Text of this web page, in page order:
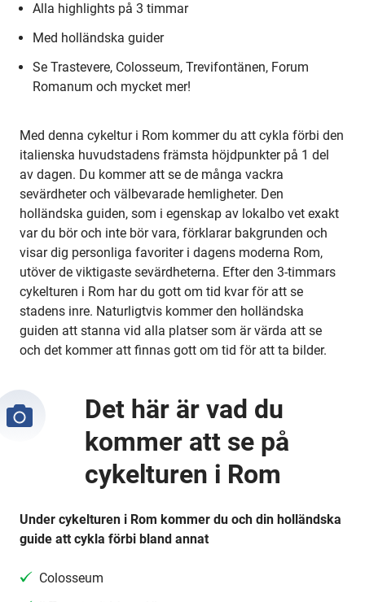
Alla highlights på 3 timmar
Med holländska guider
Se Trastevere, Colosseum, Trevifontänen, Forum
Romanum och mycket mer!
Med denna cykeltur i Rom kommer du att cykla förbi den
italienska huvudstadens främsta höjdpunkter på 1 del
av dagen. Du kommer att se de många vackra
sevärdheter och välbevarade hemligheter. Den
holländska guiden, som i egenskap av lokalbo vet exakt
var du bör och inte bör vara, förklarar bakgrunden och
visar dig personliga favoriter i dagens moderna Rom,
utöver de viktigaste sevärdheterna. Efter den 3-timmars
cykelturen i Rom har du gott om tid kvar för att se
stadens inre. Naturligtvis kommer den holländska
guiden att stanna vid alla platser som är värda att se
och det kommer att finnas gott om tid för att ta bilder.
Det här är vad du
kommer att se på
cykelturen i Rom
Under cykelturen i Rom kommer du och din holländska
guide att cykla förbi bland annat
Colosseum